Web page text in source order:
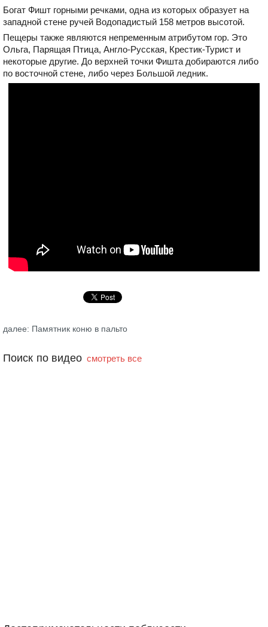
Богат Фишт горными речками, одна из которых образует на
западной стене ручей Водопадистый 158 метров высотой.
Пещеры также являются непременным атрибутом гор. Это
Ольга, Парящая Птица, Англо-Русская, Крестик-Турист и
некоторые другие. До верхней точки Фишта добираются либо
по восточной стене, либо через Большой ледник.
далее: Памятник коню в пальто
Поиск по видео смотреть все